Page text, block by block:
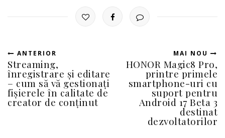
ANTERIOR
Streaming,
înregistrare și editare
– cum să vă gestionați
fișierele în calitate de
creator de conținut
MAI NOU
HONOR Magic8 Pro,
printre primele
smartphone-uri cu
suport pentru
Android 17 Beta 3
destinat
dezvoltatorilor